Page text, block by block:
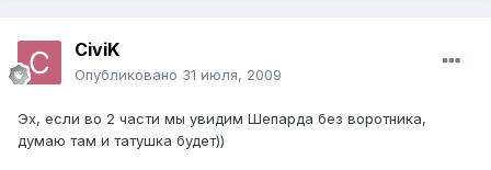
CiviK
Опубликовано 31 июля, 2009
Эх, если во 2 части мы увидим Шепарда без воротника,
думаю там и татушка будет))